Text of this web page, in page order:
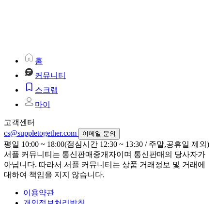
홈
커뮤니티
스크랩
마이
고객센터
cs@suppletogether.com
이메일 문의
평일 10:00 ~ 18:00(점심시간 12:30 ~ 13:30 / 주말,공휴일 제외)
서플 커뮤니티는 통신판매중개자이며 통신판매의 당사자가
아닙니다. 따라서 서플 커뮤니티는 상품 거래정보 및 거래에
대하여 책임을 지지 않습니다.
이용약관